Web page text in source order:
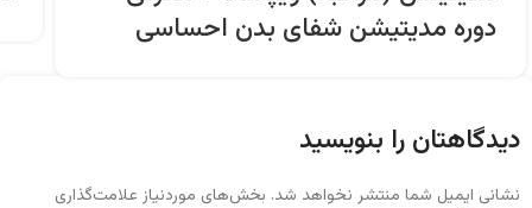
دوره مدیتیشن شفای بدن احساسی
دیدگاهتان را بنویسید
نشانی ایمیل شما منتشر نخواهد شد. بخش‌های موردنیاز علامت‌گذاری